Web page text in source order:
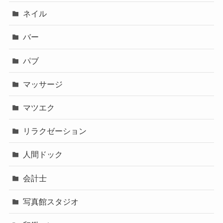
ネイル
バー
パブ
マッサージ
マツエク
リラクゼーション
人間ドック
会計士
写真館スタジオ